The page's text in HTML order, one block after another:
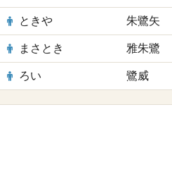
ときや 朱鷺矢
まさとき 雅朱鷺
ろい 鷺威